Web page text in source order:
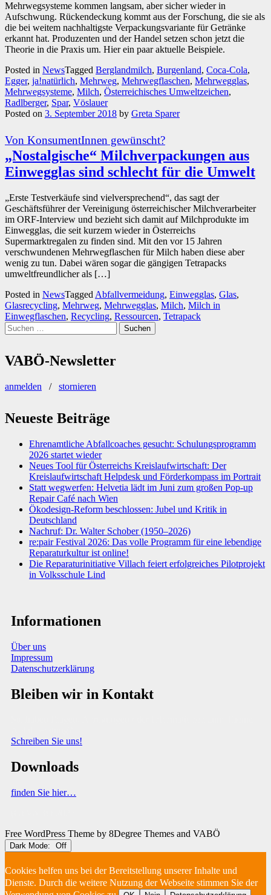
Mehrwegsysteme kommen langsam, aber sicher wieder in
Aufschwung. Rückendeckung kommt aus der Forschung, die sie als
die bei weitem nachhaltigste Verpackungsvariante für Getränke
erkannt hat. Produzenten und der Handel setzen schon jetzt die
Theorie in die Praxis um. Hier ein paar aktuelle Beispiele.
Posted in NewsTagged Berglandmilch, Burgenland, Coca-Cola,
Egger, ja!natürlich, Mehrweg, Mehrwegflaschen, Mehrwegglas,
Mehrwegsysteme, Milch, Österreichisches Umweltzeichen,
Radlberger, Spar, Vöslauer
Posted on 3. September 2018 by Greta Sparer
Von KonsumentInnen gewünscht?
„Nostalgische“ Milchverpackungen aus
Einwegglas sind schlecht für die Umwelt
„Erste Testverkäufe sind vielversprechend“, das sagt der
Geschäftsführer der Vereinigung österreichischer Milchverarbeiter
im ORF-Interview und bezieht sich damit auf Milchprodukte im
Einwegglas, die seit kurzem wieder in Österreichs
Supermarktregalen zu finden sind. Mit den vor 15 Jahren
verschwundenen Mehrwegflaschen für Milch haben diese aber
wenig zu tun. Dabei wären sogar die gängigen Tetrapacks
umweltfreundlicher als […]
Posted in NewsTagged Abfallvermeidung, Einwegglas, Glas,
Glasrecycling, Mehrweg, Mehrwegglas, Milch, Milch in
Einwegflaschen, Recycling, Ressourcen, Tetrapack
Suchen
nach:
VABÖ-Newsletter
anmelden / stornieren
Neueste Beiträge
Ehrenamtliche Abfallcoaches gesucht: Schulungsprogramm
2026 startet wieder
Neues Tool für Österreichs Kreislaufwirtschaft: Der
Kreislaufwirtschaft Helpdesk und Förderkompass im Portrait
Statt wegwerfen: Helvetia lädt im Juni zum großen Pop-up
Repair Café nach Wien
Ökodesign-Reform beschlossen: Jubel und Kritik in
Deutschland
Nachruf: Dr. Walter Schober (1950–2026)
re:pair Festival 2026: Das volle Programm für eine lebendige
Reparaturkultur ist online!
Die Reparaturinitiative Villach feiert erfolgreiches Pilotprojekt
in Volksschule Lind
Informationen
Über uns
Impressum
Datenschutzerklärung
Bleiben wir in Kontakt
Schreiben Sie uns!
Downloads
finden Sie hier…
Free WordPress Theme by 8Degree Themes and VABÖ
Dark Mode:
Cookies helfen uns bei der Bereitstellung unserer Inhalte und
Dienste. Durch die weitere Nutzung der Webseite stimmen Sie der